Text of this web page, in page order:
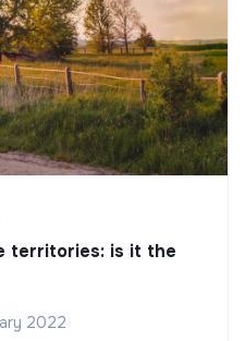
territories: is it the
2022